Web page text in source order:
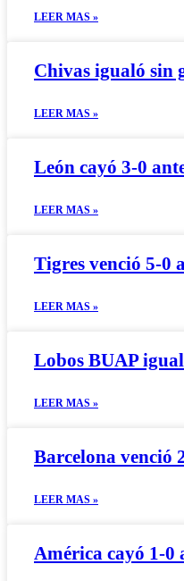
LEER MAS »
Chivas igualó sin
LEER MAS »
León cayó 3-0
LEER MAS »
Tigres venció 5-0
LEER MAS »
Lobos BUAP
LEER MAS »
Barcelona venció
LEER MAS »
América cayó 1-0